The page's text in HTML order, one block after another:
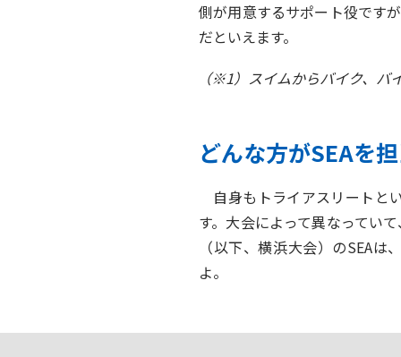
側が用意するサポート役です
だといえます。
（※1）スイムからバイク、
どんな方がSEAを
自身もトライアスリートと
す。大会によって異なってい
（以下、横浜大会）のSEA
よ。